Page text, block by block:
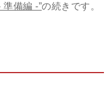
備編 -”の続きです。